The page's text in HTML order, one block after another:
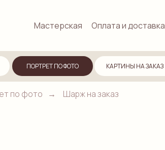
Оплата и доставка
Мастерская
ПОРТРЕТ ПО ФОТО КАРТИНЫ НА ЗАКАЗ
по фото → Шарж на заказ